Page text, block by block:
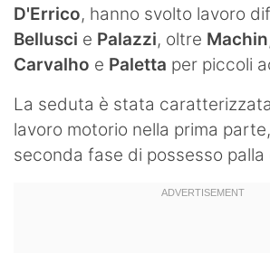
Hockey
Pallanuoto
Pallamano
Altre
D'Errico, hanno svolto lavoro
Bellusci e Palazzi, oltre Machin
Carvalho e Paletta per piccoli
La seduta è stata
lavoro motorio nella prima
seconda fase di possesso